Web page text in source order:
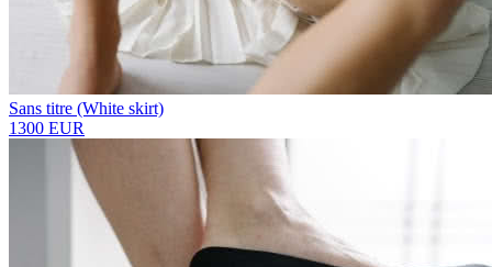
Sans titre (White skirt)
1300 EUR